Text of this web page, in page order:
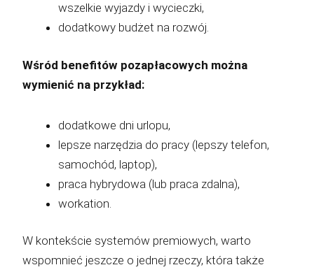
wszelkie wyjazdy i wycieczki,
dodatkowy budżet na rozwój.
Wśród benefitów pozapłacowych można
wymienić na przykład:
dodatkowe dni urlopu,
lepsze narzędzia do pracy (lepszy telefon,
samochód, laptop),
praca hybrydowa (lub praca zdalna),
workation.
W kontekście systemów premiowych, warto
wspomnieć jeszcze o jednej rzeczy, która także